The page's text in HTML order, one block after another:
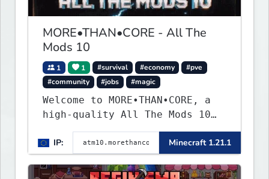
MORE•THAN•CORE - All The
Mods 10
1 1 #survival #economy
#pve
#community
#jobs #magic
Welcome to MORE•THAN•CORE, a
high-quality All The Mods 10
Minecraft server built for
players who want a smooth,
polished, and rewarding modded
experience.
IP: Minecraft 1.21.1